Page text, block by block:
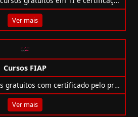
Ver mais
Cursos FIAP
FIAP oferece 20 cursos gratuitos com certificado pelo programa Eu Capacito. Aprenda tecnologia, inovação e negócios online e no seu ritmo!
Ver mais